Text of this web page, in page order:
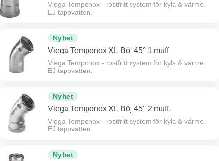
Viega Temponox - rostfritt system för kyla & värme.
EJ tappvatten.
Nyhet
Viega Temponox XL Böj 45° 1 muff
Viega Temponox - rostfritt system för kyla & värme.
EJ tappvatten.
Nyhet
Viega Temponox XL Böj 45° 2 muff.
Viega Temponox - rostfritt system för kyla & värme.
EJ tappvatten.
Nyhet